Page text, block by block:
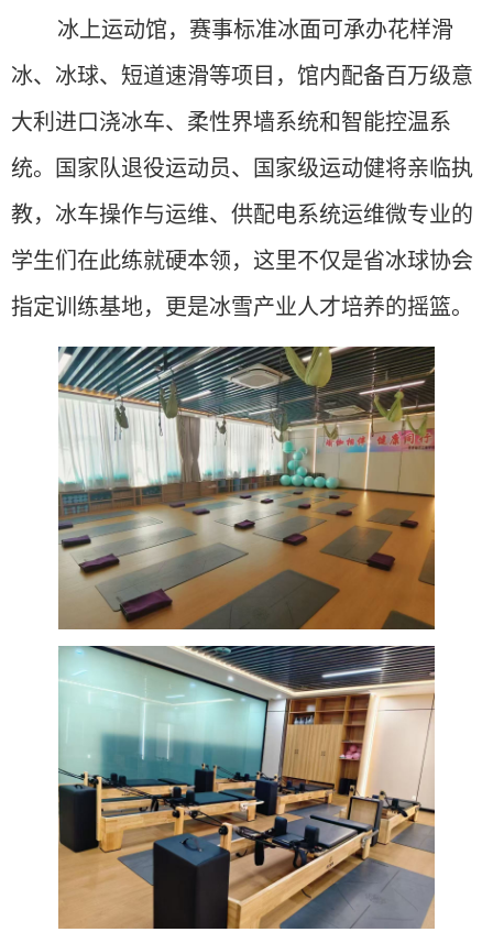
冰上运动馆，赛事标准冰面可承办花样滑
冰、冰球、短道速滑等项目，馆内配备百万级意
大利进口浇冰车、 柔性界墙系统和智能控温系
统。国家队退役运动员、国家级运动健将亲临执
教，冰车操作与运维、供配电系统运维微专业的
学生们在此练就硬本领，这里不仅是省冰球协会
指定训练基地，更是冰雪产业人才培养的摇篮。